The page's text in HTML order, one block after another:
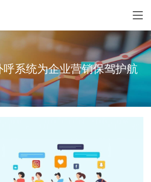
系统为企业营销保驾护航